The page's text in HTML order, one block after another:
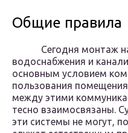
Общие правила
Сегодня монтаж
водоснабжения и
основным условием
пользования
между этими
тесно взаимосвязаны.
эти системы не могут,